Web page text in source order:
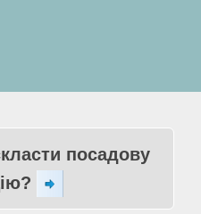
посадову